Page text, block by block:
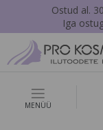
Ostud al.
Iga
MENÜÜ